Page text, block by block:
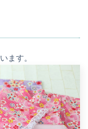
ます。